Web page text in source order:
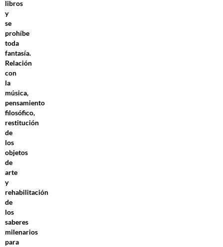
libros
y
se
prohíbe
toda
fantasía.
Relación
con
la
música,
pensamiento
filosófico,
restitución
de
los
objetos
de
arte
y
rehabilitación
de
los
saberes
milenarios
para